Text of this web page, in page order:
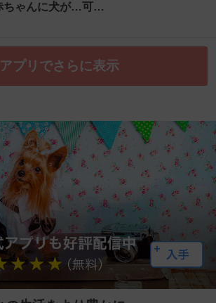
ちゃんに犬が…可…
アプリでさらに表示